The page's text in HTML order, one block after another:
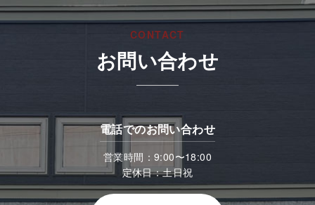
CONTACT
お問い合わせ
電話でのお問い合わせ
営業時間：9:00〜18:00
定休日：土日祝